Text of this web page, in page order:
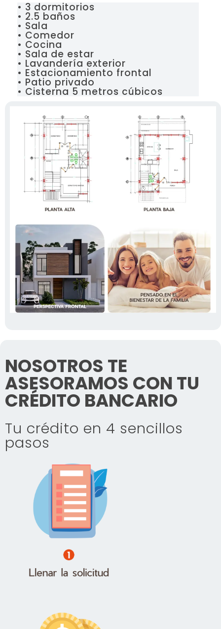
• 3 dormitorios
• 2.5 baños
• Sala
• Comedor
• Cocina
• Sala de estar
• Lavandería exterior
• Estacionamiento frontal
• Patio privado
• Cisterna 5 metros cúbicos
NOSOTROS TE
ASESORAMOS CON TU
CRÉDITO BANCARIO
Tu crédito en 4 sencillos
pasos